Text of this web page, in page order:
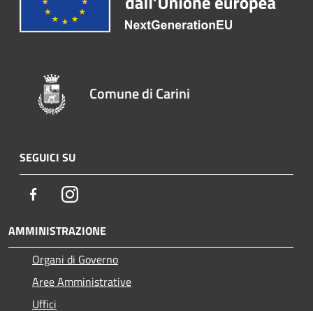
Comune di Carini
SEGUICI SU
FacebookInstagram
AMMINISTRAZIONE
Organi di Governo
Aree Amministrative
Uffici